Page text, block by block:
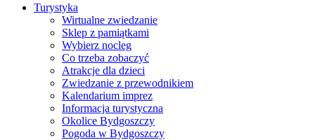
Turystyka
Wirtualne zwiedzanie
Sklep z pamiątkami
Wybierz nocleg
Co trzeba zobaczyć
Atrakcje dla dzieci
Zwiedzanie z przewodnikiem
Kalendarium imprez
Informacja turystyczna
Okolice Bydgoszczy
Pogoda w Bydgoszczy